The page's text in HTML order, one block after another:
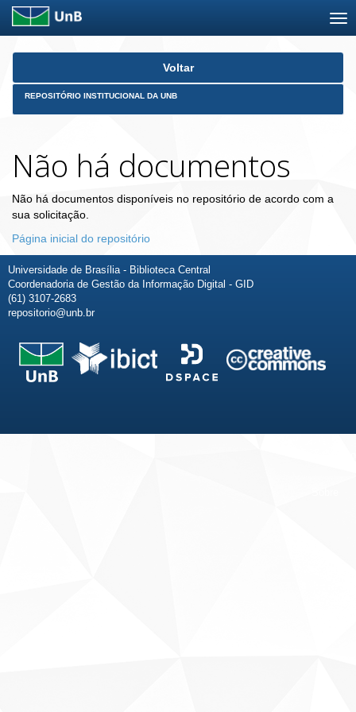
Skip
Voltar
REPOSITÓRIO INSTITUCIONAL DA UNB
Não há documentos
Não há documentos disponíveis no repositório de acordo com a
sua solicitação.
Página inicial do repositório
Universidade de Brasília - Biblioteca Central
Coordenadoria de Gestão da Informação Digital - GID
(61) 3107-2683
repositorio@unb.br